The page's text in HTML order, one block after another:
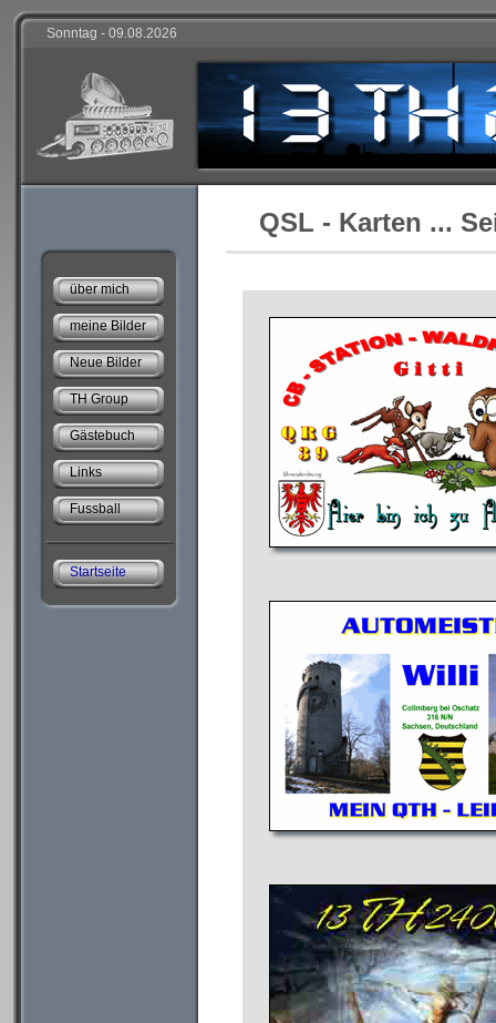
Sonntag - 09.08.2026
über mich
meine Bilder
Neue Bilder
TH Group
Gästebuch
Links
Fussball
Startseite
QSL - Karten ...